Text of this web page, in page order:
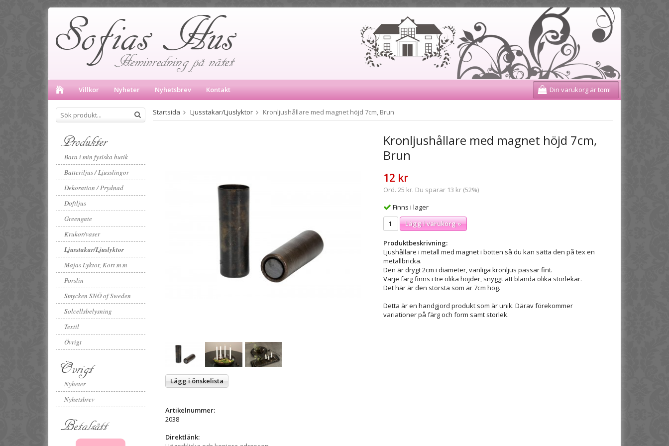
Villkor Nyheter Nyhetsbrev Kontakt Din varukorg är tom!
Produkter
Bara i min fysiska butik
Batteriljus / Ljusslingor
Dekoration / Prydnad
Doftljus
Greengate
Krukor/vaser
Ljusstakar/Ljuslyktor
Majas Lyktor, Kort m m
Porslin
Smycken SNÖ of Sweden
Solcellsbelysning
Textil
Övrigt
Övrigt
Nyheter
Nyhetsbrev
Betalsätt
Startsida Ljusstakar/Ljuslyktor Kronljushållare med magnet höjd 7cm, Brun
Kronljushållare med magnet höjd 7cm,
Brun
12 kr
Ord. 25 kr. Du sparar 13 kr (52%)
Finns i lager
Lägg i varukorg »
Produktbeskrivning:
Ljushållare i metall med magnet i botten så du kan sätta den på tex en
metallbricka.
Den är drygt 2cm i diameter, vanliga kronljus passar fint.
Varje färg finns i tre olika höjder, snyggt att blanda olika storlekar.
Det här är den största som är 7cm hög.
Detta är en handgjord produkt som är unik. Därav förekommer
variationer på färg och form samt storlek.
Lägg i önskelista
Artikelnummer:
2038
Direktlänk: